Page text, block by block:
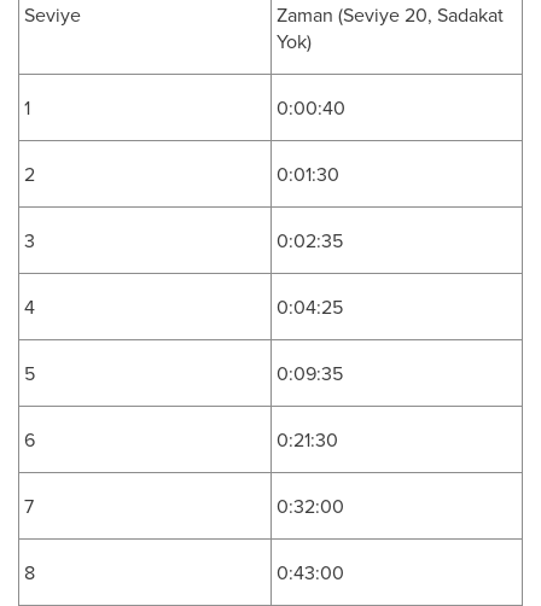
Seviye
Zaman (Seviye 20, Sadakat
Yok)
1 0:00:40
2 0:01:30
3 0:02:35
4 0:04:25
5 0:09:35
6 0:21:30
7 0:32:00
8 0:43:00